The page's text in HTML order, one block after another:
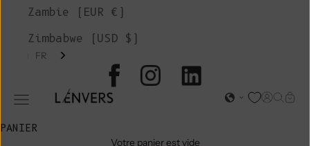
L'ENVERS
Ouvrir le menu de navigation Page
Zambie (EUR €)
Zimbabwe (USD $)
FR
PANIER
Votre panier est vide